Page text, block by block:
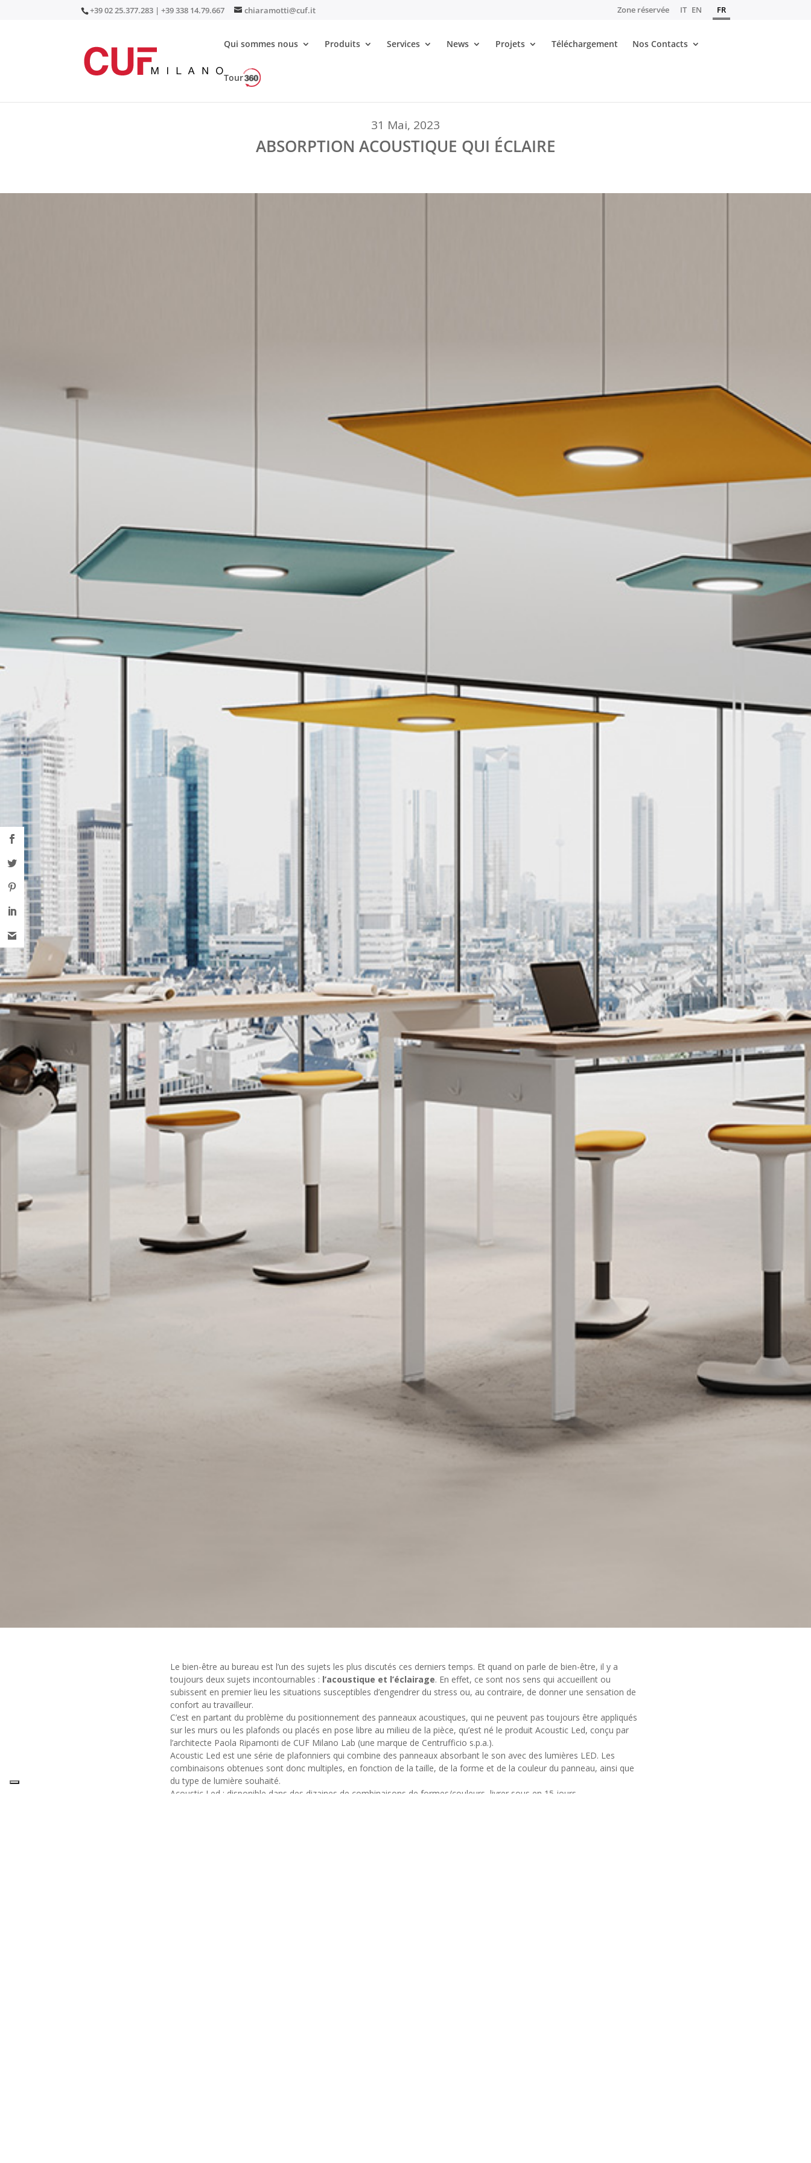
+39 02 25.377.283 | +39 338 14.79.667 chiaramotti@cuf.it Zone réservée IT EN FR
Qui sommes nous Produits Services News Projets Téléchargement Nos Contacts
Tour
31 Mai, 2023
ABSORPTION ACOUSTIQUE QUI ÉCLAIRE
Le bien-être au bureau est l’un des sujets les plus discutés ces derniers temps. Et quand on parle de bien-être, il y a
toujours deux sujets incontournables : l’acoustique et l’éclairage. En effet, ce sont nos sens qui accueillent ou
subissent en premier lieu les situations susceptibles d’engendrer du stress ou, au contraire, de donner une sensation de
confort au travailleur.
C’est en partant du problème du positionnement des panneaux acoustiques, qui ne peuvent pas toujours être appliqués
sur les murs ou les plafonds ou placés en pose libre au milieu de la pièce, qu’est né le produit Acoustic Led, conçu par
l’architecte Paola Ripamonti de CUF Milano Lab (une marque de Centrufficio s.p.a.).
Acoustic Led est une série de plafonniers qui combine des panneaux absorbant le son avec des lumières LED. Les
combinaisons obtenues sont donc multiples, en fonction de la taille, de la forme et de la couleur du panneau, ainsi que
du type de lumière souhaité.
Acoustic Led : disponible dans des dizaines de combinaisons de formes/couleurs, livrer sous en 15 jours.